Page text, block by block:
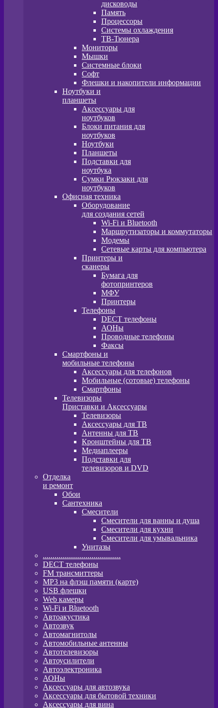
дисководы
Память
Процессоры
Системы охлаждения
ТВ-Тюнера
Мониторы
Мышки
Системные блоки
Софт
Флешки и накопители информации
Ноутбуки и
планшеты
Аксессуары для
ноутбуков
Блоки питания для
ноутбуков
Ноутбуки
Планшеты
Подставки для
ноутбука
Сумки Рюкзаки для
ноутбуков
Офисная техника
Оборудование
для создания сетей
Wi-Fi и Bluetooth
Маршрутизаторы и коммутаторы
Модемы
Сетевые карты для компьютера
Принтеры и
сканеры
Бумага для
фотопринтеров
МФУ
Принтеры
Телефоны
DECT телефоны
АОНы
Проводные телефоны
Факсы
Смартфоны и
мобильные телефоны
Аксессуары для телефонов
Мобильные (сотовые) телефоны
Смартфоны
Телевизоры
Приставки и Аксессуары
Телевизоры
Аксессуары для ТВ
Антенны для ТВ
Кронштейны для ТВ
Медиаплееры
Подставки для
телевизоров и DVD
Отделка
и ремонт
Обои
Сантехника
Смесители
Смесители для ванны и душа
Смесители для кухни
Смесители для умывальника
Унитазы
........................................
DECT телефоны
FM трансмиттеры
MP3 на флэш памяти (карте)
USB флешки
Web камеры
Wi-Fi и Bluetooth
Автоакустика
Автозвук
Автомагнитолы
Автомобильные антенны
Автотелевизоры
Автоусилители
Автоэлектроника
АОНы
Аксессуары для автозвука
Аксессуары для бытовой техники
Аксессуары для вина